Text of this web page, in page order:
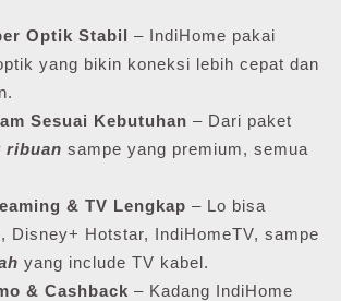
Optik Stabil – IndiHome pakai
yang bikin koneksi lebih cepat dan
Sesuai Kebutuhan – Dari paket
ribuan sampe yang premium, semua
& TV Lengkap – Lo bisa
Disney+ Hotstar, IndiHomeTV, sampe
yang include TV kabel.
& Cashback – Kadang IndiHome